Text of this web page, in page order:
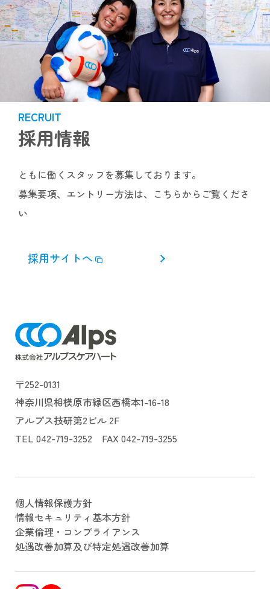
RECRUIT
採用情報
ともに働くスタッフを募集しております。
募集要項、エントリー方法は、こちらからご覧くださ
い
採用サイトへ
〒252-0131
神奈川県相模原市緑区西橋本1-16-18
アルプス技研第2ビル 2F
TEL 042-719-3252 FAX 042-719-3255
個人情報保護方針
情報セキュリティ基本方針
企業倫理・コンプライアンス
処遇改善加算及び特定処遇改善加算